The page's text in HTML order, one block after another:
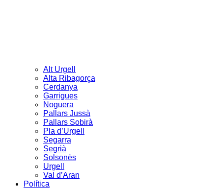
Alt Urgell
Alta Ribagorça
Cerdanya
Garrigues
Noguera
Pallars Jussà
Pallars Sobirà
Pla d’Urgell
Segarra
Segrià
Solsonès
Urgell
Val d’Aran
Política